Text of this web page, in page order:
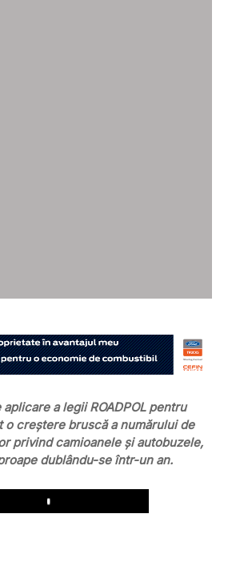
a legii ROADPOL pentru
o creștere bruscă a numărului de
privind camioanele și autobuzele,
dublându-se într-un an.
Play